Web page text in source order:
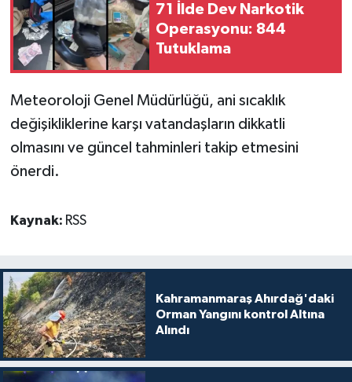
71 İlde Dev Narkotik
Operasyonu: 844
Tutuklama
Meteoroloji Genel Müdürlüğü, ani sıcaklık
değişikliklerine karşı vatandaşların dikkatli
olmasını ve güncel tahminleri takip etmesini
önerdi.
Kaynak: RSS
Kahramanmaraş Ahırdağ'daki
Orman Yangını kontrol Altına
Alındı